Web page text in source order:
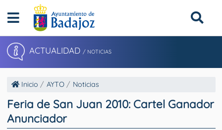
ACTUALIDAD / NOTICIAS
Inicio AYTO Noticias
Feria de San Juan 2010: Cartel Ganador
Anunciador